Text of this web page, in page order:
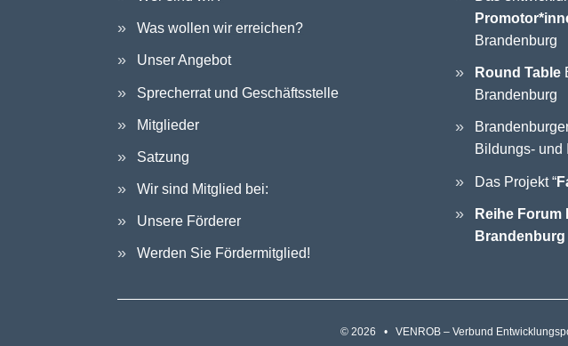
Was wollen wir erreichen?
Unser Angebot
Sprecherrat und Geschäftsstelle
Mitglieder
Satzung
Wir sind Mitglied bei:
Unsere Förderer
Werden Sie Fördermitglied!
Brandenburg
Round Table
Brandenburg
Bildungs- und
Das Projekt “
Reihe
Brandenburg
© 2026 • VENROB – Verbund